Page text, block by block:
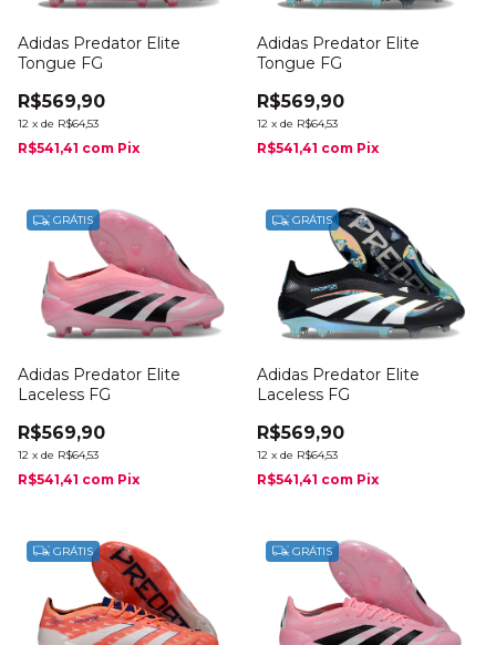
Adidas Predator Elite
Tongue FG
R$569,90
12 x de R$64,53
R$541,41 com Pix
Adidas Predator Elite
Tongue FG
R$569,90
12 x de R$64,53
R$541,41 com Pix
GRÁTIS
Adidas Predator Elite
Laceless FG
R$569,90
12 x de R$64,53
R$541,41 com Pix
GRÁTIS
Adidas Predator Elite
Laceless FG
R$569,90
12 x de R$64,53
R$541,41 com Pix
GRÁTIS GRÁTIS